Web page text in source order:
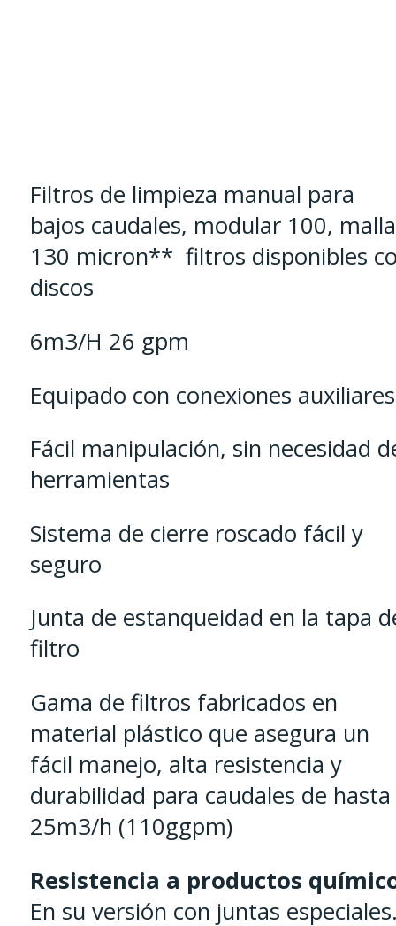
1"BSP
-
Discos
-
cantidad
Filtros de limpieza manual para
bajos caudales, modular 100, malla
130 micron** filtros disponibles
discos
6m3/H 26 gpm
Equipado con conexiones auxiliares
Fácil manipulación, sin necesidad
herramientas
Sistema de cierre roscado fácil y
seguro
Junta de estanqueidad en la tapa
filtro
Gama de filtros fabricados en
material plástico que asegura un
fácil manejo, alta resistencia y
durabilidad para caudales de hasta
25m3/h (110ggpm)
Resistencia a productos
En su versión con juntas